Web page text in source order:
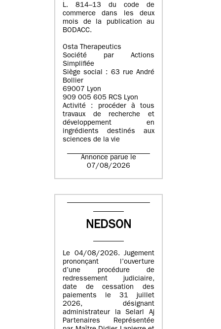
L. 814–13 du code de
commerce dans les deux
mois de la publication au
BODACC.
Osta Therapeutics
Société par Actions
Simplifiée
Siège social : 63 rue André
Bollier
69007 Lyon
909 005 605 RCS Lyon
Activité : procéder à tous
travaux de recherche et
développement en
ingrédients destinés aux
sciences de la vie
Annonce parue le
07/08/2026
NEDSON
Le 04/08/2026. Jugement
prononçant l’ouverture
d’une procédure de
redressement judiciaire,
date de cessation des
paiements le 31 juillet
2026, désignant
administrateur la Selarl Aj
Partenaires Représentée